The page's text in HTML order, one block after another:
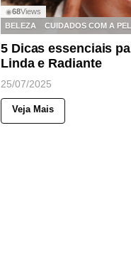
◉68Views
BELEZA
CUIDADOS COM A
5 Dicas essenciais
Linda e Radiante
25/07/2025
Veja Mais